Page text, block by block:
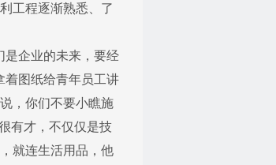
工程逐渐熟悉、了
企业的未来，要经
着图纸给青年员工讲
，你们不要小瞧施
有才，不仅仅是技
就连生活用品，他